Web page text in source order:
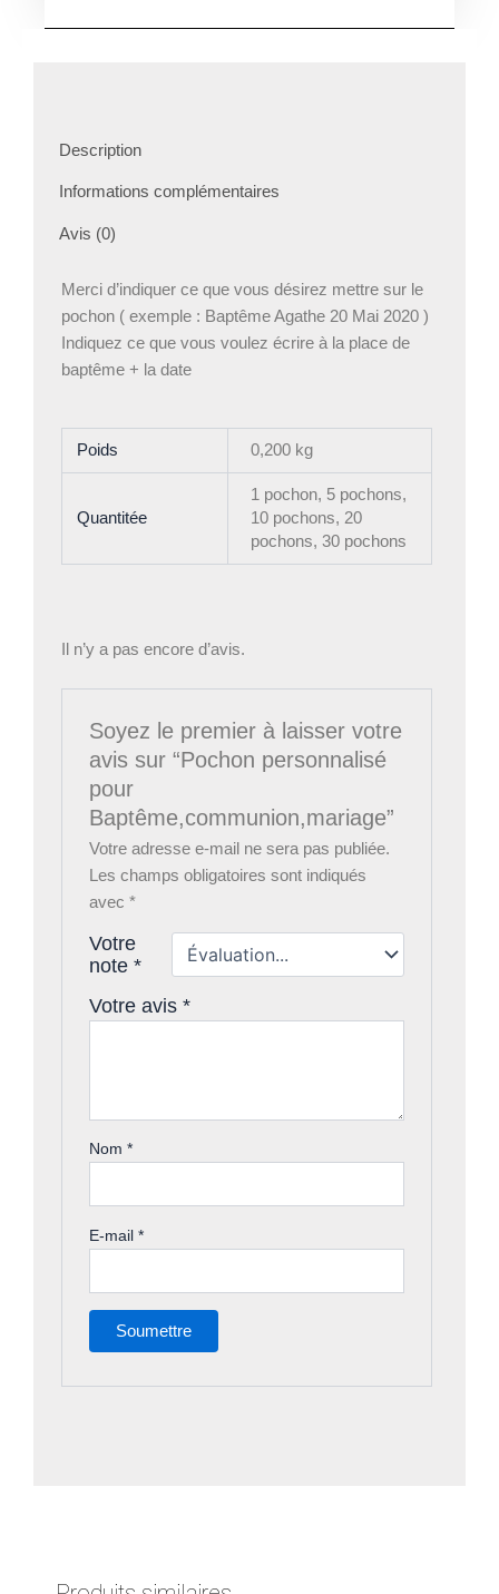
Description
Informations complémentaires
Avis (0)
Merci d’indiquer ce que vous désirez mettre sur le
pochon ( exemple : Baptême Agathe 20 Mai 2020 )
Indiquez ce que vous voulez écrire à la place de
baptême + la date
Poids 0,200 kg
Quantitée
1 pochon, 5 pochons,
10 pochons, 20
pochons, 30 pochons
Il n’y a pas encore d’avis.
Soyez le premier à laisser votre
avis sur “Pochon personnalisé
pour
Baptême,communion,mariage”
Votre adresse e-mail ne sera pas publiée.
Les champs obligatoires sont indiqués
avec*
Votre
note*
Votre avis*
Nom*
E-mail*